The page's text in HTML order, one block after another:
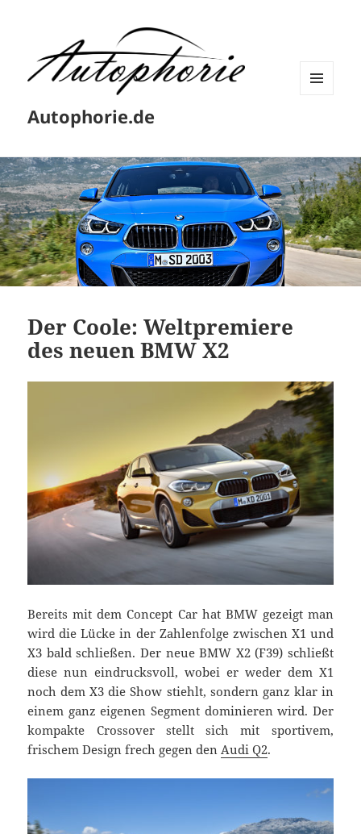
Autophorie.de
Der Coole: Weltpremiere
des neuen BMW X2
Bereits mit dem Concept Car hat BMW gezeigt man
wird die Lücke in der Zahlenfolge zwischen X1 und
X3 bald schließen. Der neue BMW X2 (F39) schließt
diese nun eindrucksvoll, wobei er weder dem X1
noch dem X3 die Show stiehlt, sondern ganz klar in
einem ganz eigenen Segment dominieren wird. Der
kompakte Crossover stellt sich mit sportivem,
frischem Design frech gegen denAudi Q2.